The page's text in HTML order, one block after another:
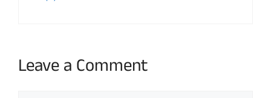
Leave a Comment